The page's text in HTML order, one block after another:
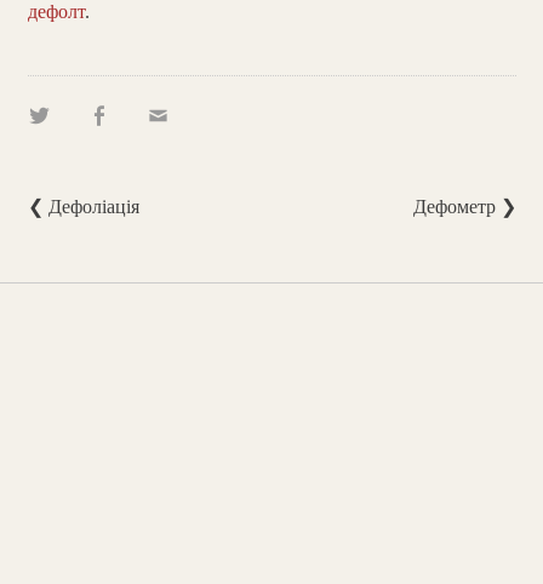
дефолт.
❮ Дефоліація Дефометр ❯